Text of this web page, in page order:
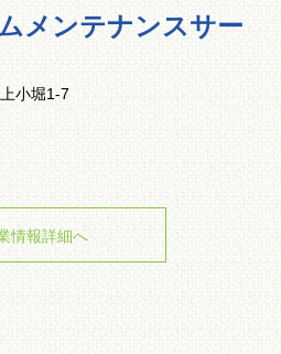
メンテナンスサー
小堀1-7
情報詳細へ